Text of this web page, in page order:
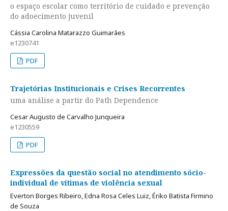
o espaço escolar como território de cuidado e prevenção
do adoecimento juvenil
Cássia Carolina Matarazzo Guimarães
e1230741
PDF
Trajetórias Institucionais e Crises Recorrentes
uma análise a partir do Path Dependence
Cesar Augusto de Carvalho Junqueira
e1230559
PDF
Expressões da questão social no atendimento sócio-
individual de vítimas de violência sexual
Everton Borges Ribeiro, Edna Rosa Celes Luiz, Ériko Batista Firmino
de Souza